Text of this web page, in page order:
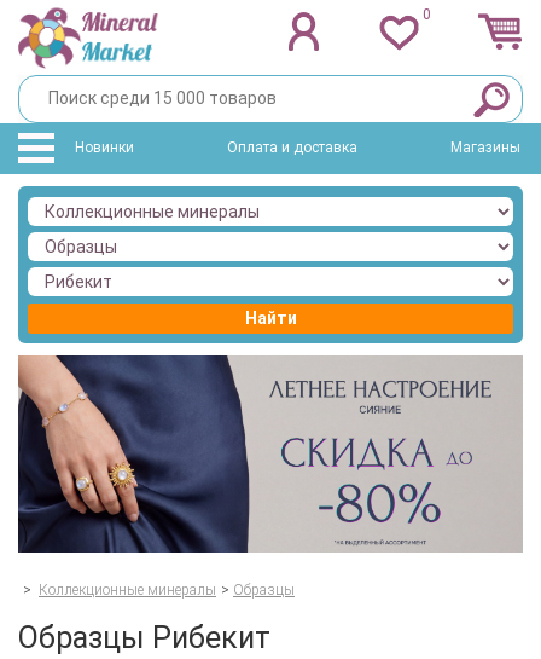
0
Новинки Оплата и доставка Магазины
Найти
> Коллекционные минералы > Образцы
Образцы Рибекит